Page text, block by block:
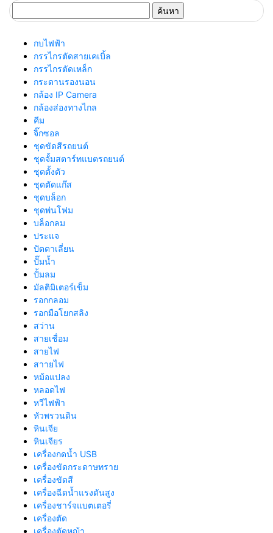
สำหรับ:
กบไฟฟ้า
กรรไกรตัดสายเคเบิ้ล
กรรไกรตัดเหล็ก
กระดานรองนอน
กล้อง IP Camera
กล้องส่องทางไกล
คีม
จิ๊กซอล
ชุดขัดสีรถยนต์​
ชุดจั้มสตาร์ทแบตรถยนต์
ชุดตั้งตัว
ชุดตัดแก๊ส
ชุดบล็อก
ชุดพ่นโฟม
บล็อกลม
ประแจ
ปัตตาเลี่ยน
ปั๊มน้ำ
ปั้มลม
มัลติมิเตอร์เข็ม
รอกกลอม
รอกมือโยกสลิง
สว่าน
สายเชื่อม
สายไฟ
สาายไฟ
หม้อแปลง
หลอดไฟ
หวีไฟฟ้า
หัวพรวนดิน
หินเจีย
หินเจียร
เครื่องกดน้ำ USB
เครื่องขัดกระดาษทราย
เครื่องขัดสี
เครื่องฉีดน้ำแรงดันสูง
เครื่องชาร์จแบตเตอรี่
เครื่องตัด
เครื่องตัดหญ้า